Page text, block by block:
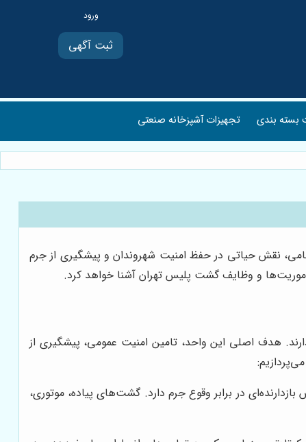
ثبت آگهی
بندی تجهیزات آشپزخانه صنعتی
نقش حیاتی در حفظ امنیت شهروندان و پیشگیری از جرم
و وظایف گشت پلیس تهران آشنا خواهد کرد.
هدف اصلی این واحد، تامین امنیت عمومی، پیشگیری از
در برابر وقوع جرم دارد. گشت‌های پیاده، موتوری،